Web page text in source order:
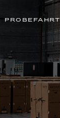
PROBEFAHRT